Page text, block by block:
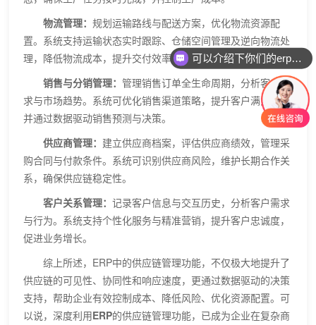
‌物流管理‌：规划运输路线与配送方案，优化物流资源配
置。系统支持运输状态实时跟踪、仓储空间管理及逆向物流处
理，降低物流成本，提升交付效率。
‌销售与分销管理‌：管理销售订单全生命周期，分析客户需
求与市场趋势。系统可优化销售渠道策略，提升客户满意度，
并通过数据驱动销售预测与决策。
‌供应商管理‌： 建立供应商档案，评估供应商绩效，管理采
购合同与付款条件。系统可识别供应商风险，维护长期合作关
系，确保供应链稳定性。
‌客户关系管理‌：记录客户信息与交互历史，分析客户需求
与行为。系统支持个性化服务与精准营销，提升客户忠诚度，
促进业务增长。
综上所述，ERP中的供应链管理功能，不仅极大地提升了
供应链的可见性、协同性和响应速度，更通过数据驱动的决策
支持，帮助企业有效控制成本、降低风险、优化资源配置。可
以说，深度利用ERP的供应链管理功能，已成为企业在复杂商
可以介绍下你们的erp软件吗？